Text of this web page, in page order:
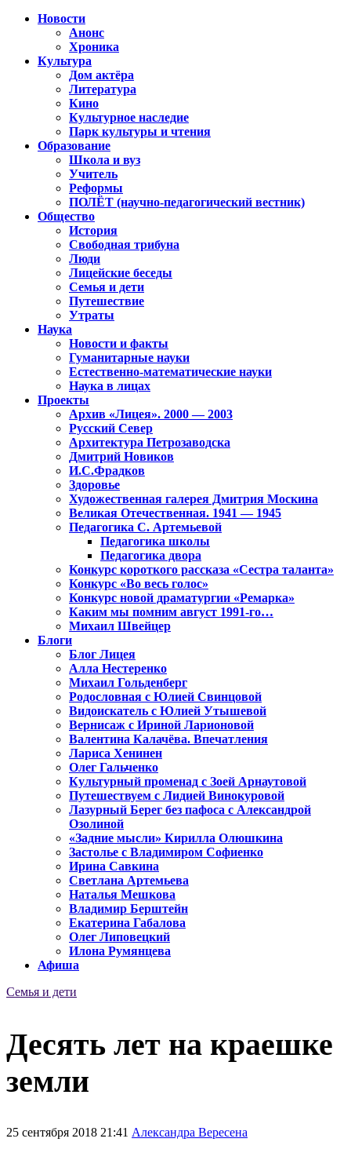
Новости
Анонс
Хроника
Культура
Дом актёра
Литература
Кино
Культурное наследие
Парк культуры и чтения
Образование
Школа и вуз
Учитель
Реформы
ПОЛЁТ (научно-педагогический вестник)
Общество
История
Свободная трибуна
Люди
Лицейские беседы
Семья и дети
Путешествие
Утраты
Наука
Новости и факты
Гуманитарные науки
Естественно-математические науки
Наука в лицах
Проекты
Архив «Лицея». 2000 — 2003
Русский Север
Архитектура Петрозаводска
Дмитрий Новиков
И.С.Фрадков
Здоровье
Художественная галерея Дмитрия Москина
Великая Отечественная. 1941 — 1945
Педагогика С. Артемьевой
Педагогика школы
Педагогика двора
Конкурс короткого рассказа «Сестра таланта»
Конкурс «Во весь голос»
Конкурс новой драматургии «Ремарка»
Каким мы помним август 1991-го…
Михаил Швейцер
Блоги
Блог Лицея
Алла Нестеренко
Михаил Гольденберг
Родословная с Юлией Свинцовой
Видоискатель с Юлией Утышевой
Вернисаж с Ириной Ларионовой
Валентина Калачёва. Впечатления
Лариса Хенинен
Олег Гальченко
Культурный променад с Зоей Арнаутовой
Путешествуем с Лидией Винокуровой
Лазурный Берег без пафоса с Александрой
Озолиной
«Задние мысли» Кирилла Олюшкина
Застолье с Владимиром Софиенко
Ирина Савкина
Светлана Артемьева
Наталья Мешкова
Владимир Берштейн
Екатерина Габалова
Олег Липовецкий
Илона Румянцева
Афиша
Семья и дети
Десять лет на краешке
земли
25 сентября 2018 21:41 Александра Вересена